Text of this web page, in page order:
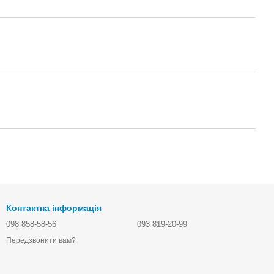
Контактна інформація
098 858-58-56
Передзвонити вам?
093 819-20-99